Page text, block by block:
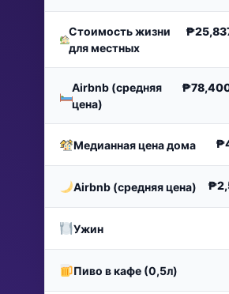
Стоимость жизни
для местных
Airbnb (средняя
цена)
Медианная цена дома
Airbnb (средняя цена)
Ужин
Пиво в кафе (0,5л)